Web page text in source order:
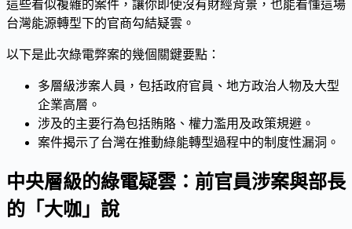
這些看似複雜的案件，讓你即使沒有財經背景，也能看懂這場
台灣能源轉型下的官商勾結疑雲。
以下是此次綠電弊案的幾個關鍵要點：
多層級涉案人員，包括政府官員、地方政治人物及大型
企業高層。
涉及的主要行為包括賄賂、權力濫用及政策規避。
案件揭示了台灣在推動綠能轉型過程中的制度性漏洞。
中央層級的綠電疑雲：前官員涉案與部長
的「大咖」說